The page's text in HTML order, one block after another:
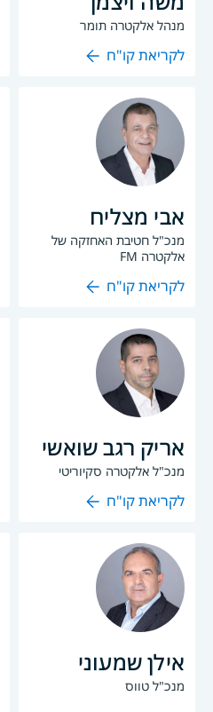
מנהל אלקטרה תומר
לקריאת קו"ח
אבי מצליח
מנכ"ל חטיבת האחזקה של
אלקטרה FM
לקריאת קו"ח
אריק רגב שואשי
מנכ"ל אלקטרה סקיוריטי
לקריאת קו"ח
אילן שמעוני
מנכ"ל טווס